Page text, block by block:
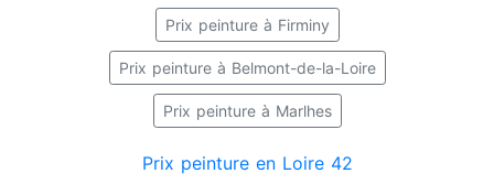
Prix peinture à Firminy
Prix peinture à Belmont-de-la-Loire
Prix peinture à Marlhes
Prix peinture en Loire 42